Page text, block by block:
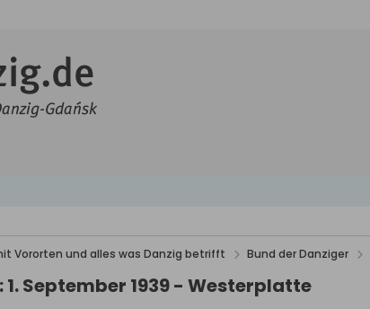
Vororten und alles was Danzig betrifft Bund der Danziger
September 1939 - Westerplatte